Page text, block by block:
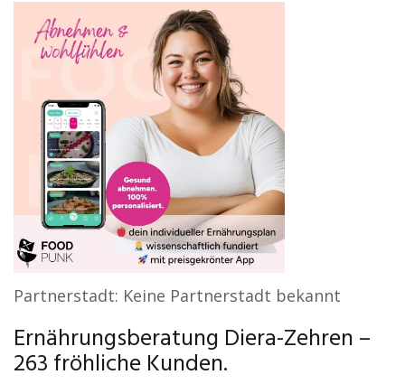
Partnerstadt: Keine Partnerstadt bekannt
Ernährungsberatung Diera-Zehren –
263 fröhliche Kunden.